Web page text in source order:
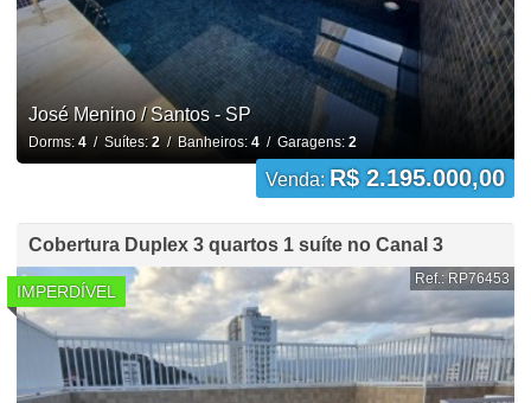
José Menino / Santos - SP
Dorms: 4/ Suítes: 2/ Banheiros: 4/ Garagens: 2
Venda: R$ 2.195.000,00
Cobertura Duplex 3 quartos 1 suíte no Canal 3
IMPERDÍVEL
Ref.: RP76453